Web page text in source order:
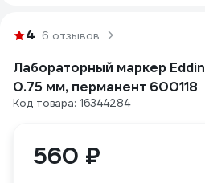
4 6 отзывов
Лабораторный маркер
0.75 мм, перманент 600118
Код товара: 16344284
560 ₽